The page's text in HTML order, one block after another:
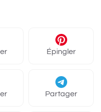
Épingler
Partager